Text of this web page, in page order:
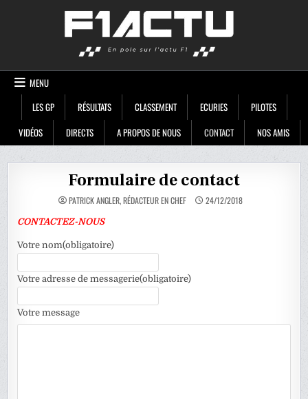
MENU
LES GP
RÉSULTATS CLASSEMENT ECURIES
PILOTES
VIDÉOS
DIRECTS A PROPOS DE NOUS CONTACT NOS AMIS
Formulaire de contact
PATRICK ANGLER, RÉDACTEUR EN CHEF 24/12/2018
CONTACTEZ-NOUS
Votre nom(obligatoire)
Votre adresse de messagerie(obligatoire)
Votre message